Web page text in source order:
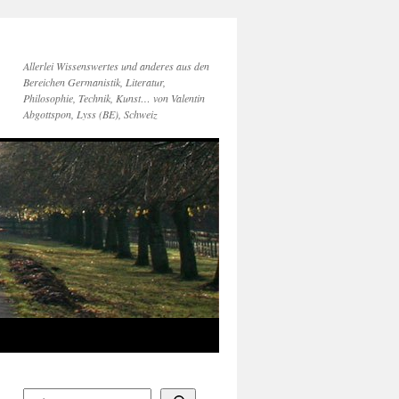
Allerlei Wissenswertes und anderes aus den
Bereichen Germanistik, Literatur,
Philosophie, Technik, Kunst… von Valentin
Abgottspon, Lyss (BE), Schweiz